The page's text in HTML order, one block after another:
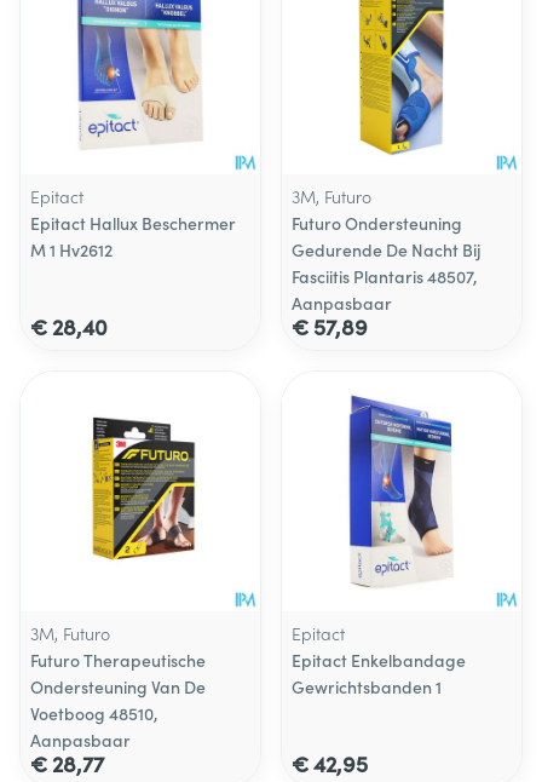
Epitact
Epitact Hallux Beschermer
M 1 Hv2612
€ 28,40
3M, Futuro
Futuro Ondersteuning
Gedurende De Nacht Bij
Fasciitis Plantaris 48507,
Aanpasbaar
€ 57,89
3M, Futuro
Futuro Therapeutische
Ondersteuning Van De
Voetboog 48510,
Aanpasbaar
€ 28,77
Epitact
Epitact Enkelbandage
Gewrichtsbanden 1
€ 42,95